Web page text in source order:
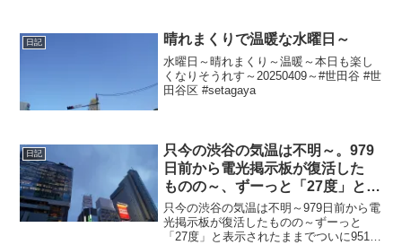
#shibuya #気温
日記 晴れまくりで温暖な水曜日～
水曜日～晴れまくり～温暖～本日も楽し
くなりそうれす～20250409～#世田谷 #世
田谷区 #setagaya
日記
只今の渋谷の気温は不明～。979
日前から電光掲示板が復活した
ものの～、ずーっと「27度」と表
示されたままで、ついに951日前
か ら電源オフ状態に
只今の渋谷の気温は不明～979日前から電
光掲示板が復活したものの～ずーっと
「27度」と表示されたままでついに951日